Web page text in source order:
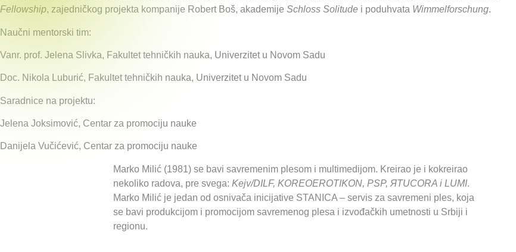
Fellowship, zajedničkog projekta kompanije Robert Boš, akademije Schloss Solitude i poduhvata Wimmelforschung.
Naučni mentorski tim:
Vanr. prof. Jelena Slivka, Fakultet tehničkih nauka, Univerzitet u Novom Sadu
Doc. Nikola Luburić, Fakultet tehničkih nauka, Univerzitet u Novom Sadu
Saradnice na projektu:
Jelena Joksimović, Centar za promociju nauke
Danijela Vučićević, Centar za promociju nauke
Marko Milić (1981) se bavi savremenim plesom i multimedijom. Kreirao je i kokreirao
nekoliko radova, pre svega:Kejv/DILF, KOREOEROTIKON, PSP, ЯTUCORA i LUMI.
Marko Milić je jedan od osnivača inicijative STANICA – servis za savremeni ples, koja
se bavi produkcijom i promocijom savremenog plesa i izvođačkih umetnosti u Srbiji i
regionu.